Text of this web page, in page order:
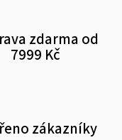
zdarma od
7999 Kč
zákazníky